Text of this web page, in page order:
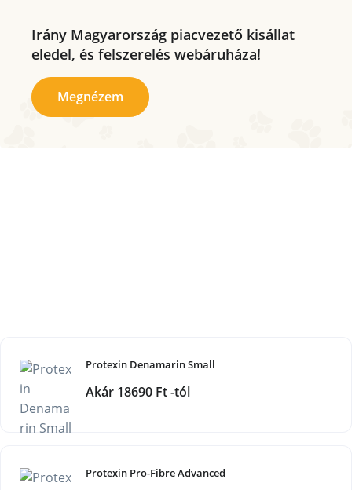
Irány Magyarország piacvezető kisállat
eledel, és felszerelés webáruháza!
Megnézem
Protexin Denamarin Small
Akár 18690 Ft -tól
Protexin Pro-Fibre Advanced